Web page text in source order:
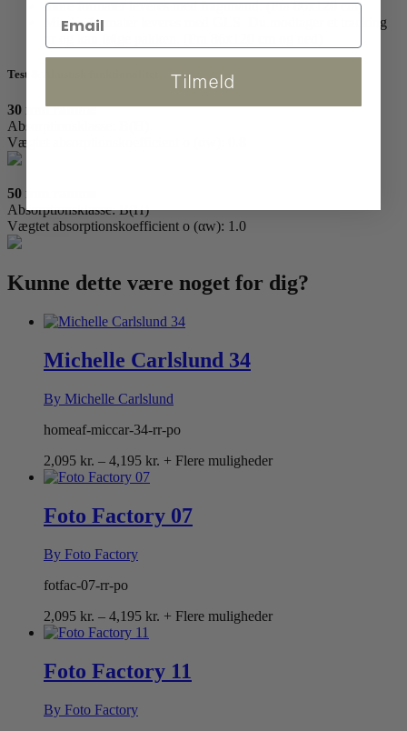
Store formater leveres med fragtmand. (Fra 86x120 cm)
Mindre formater leveres med GLS. Du modtager et tracking
Test & Akustisk funktionalitet
30 mm ramme
Absorptionsklasse: B(H)
Vægtet absorptionskoefficient o (αw): 0.8
50 mm ramme
Absorptionsklasse: B(H)
Vægtet absorptionskoefficient o (αw): 1.0
Kunne dette være noget for dig?
Michelle Carlslund 34
By Michelle Carlslund
homeaf-miccar-34-rr-po
2,095 kr. – 4,195 kr. Prisinterval:
4,195 kr.
+ Flere muligheder
Foto Factory 07
By Foto Factory
fotfac-07-rr-po
2,095 kr. – 4,195 kr. Prisinterval:
4,195 kr.
+ Flere muligheder
Foto Factory 11
By Foto Factory
Tilmeld